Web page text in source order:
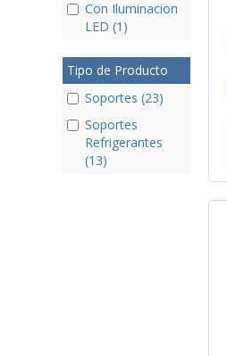
Con Iluminacion
LED (1)
Tipo de Producto
Soportes (23)
Soportes
Refrigerantes
(13)